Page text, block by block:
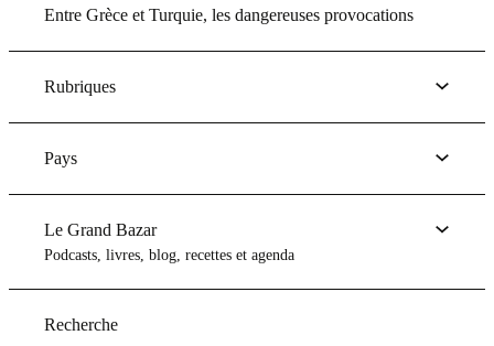
Entre Grèce et Turquie, les dangereuses provocations
Rubriques
Pays
Le Grand Bazar
Podcasts, livres, blog, recettes et agenda
Recherche